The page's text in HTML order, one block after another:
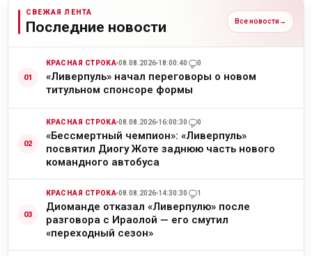
СВЕЖАЯ ЛЕНТА
Последние новости Все новости→
КРАСНАЯ СТРОКА 08.08.2026 18:00:40 0
«Ливерпуль» начал переговоры о новом
титульном спонсоре формы
КРАСНАЯ СТРОКА 08.08.2026 16:00:30 0
«Бессмертный чемпион»: «Ливерпуль»
посвятил Диогу Жоте заднюю часть нового
командного автобуса
КРАСНАЯ СТРОКА 08.08.2026 14:30:30 1
Диоманде отказал «Ливерпулю» после
разговора с Ираолой — его смутил
«переходный сезон»